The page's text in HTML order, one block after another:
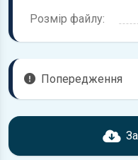
Розмір файлу:
Попередження
Перед завантаженням
Peugeot 306, що надані